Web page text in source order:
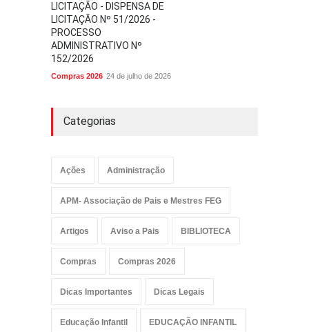
LICITAÇÃO - DISPENSA DE
LICITAÇÃO Nº 51/2026 -
PROCESSO
ADMINISTRATIVO Nº
152/2026
Compras 2026 24 de julho de 2026
Categorias
Ações Administração
APM- Associação de Pais e Mestres FEG
Artigos Aviso a Pais BIBLIOTECA
Compras Compras 2026
Dicas Importantes Dicas Legais
Educação Infantil EDUCAÇÃO INFANTIL